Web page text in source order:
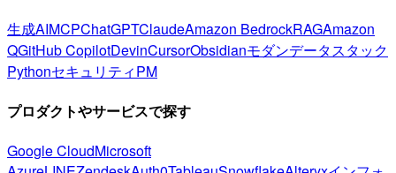
生成AIMCPChatGPTClaudeAmazon BedrockRAGAmazon
QGitHub CopilotDevinCursorObsidianモダンデータスタック
PythonセキュリティPM
プロダクトやサービスで探す
Google CloudMicrosoft